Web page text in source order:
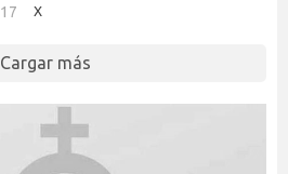
17 X
Cargar más